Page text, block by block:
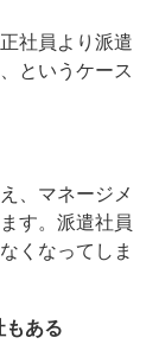
社員より派遣
というケース
、マネージメ
す。派遣社員
くなってしま
ある